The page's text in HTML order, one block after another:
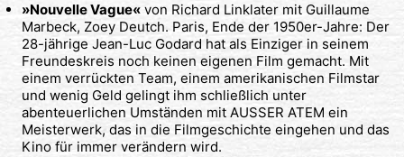
»Nouvelle Vague«von Richard Linklater mit Guillaume
Marbeck, Zoey Deutch. Paris, Ende der 1950er-Jahre: Der
28-jährige Jean-Luc Godard hat als Einziger in seinem
Freundeskreis noch keinen eigenen Film gemacht. Mit
einem verrückten Team, einem amerikanischen Filmstar
und wenig Geld gelingt ihm schließlich unter
abenteuerlichen Umständen mit AUSSER ATEM ein
Meisterwerk, das in die Filmgeschichte eingehen und das
Kino für immer verändern wird.